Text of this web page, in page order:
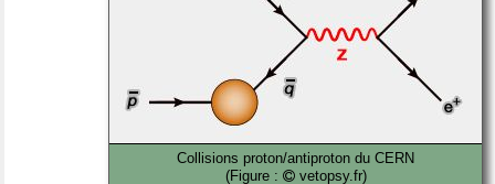
Collisions proton/antiproton du CERN
(Figure :
vetopsy.fr)